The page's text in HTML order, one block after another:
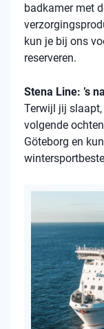
badkamer met
kun je bij ons
reserveren.
Stena Line: ’s
Terwijl jij
volgende
Göteborg en